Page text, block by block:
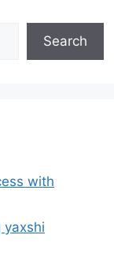
Search
with
yaxshi